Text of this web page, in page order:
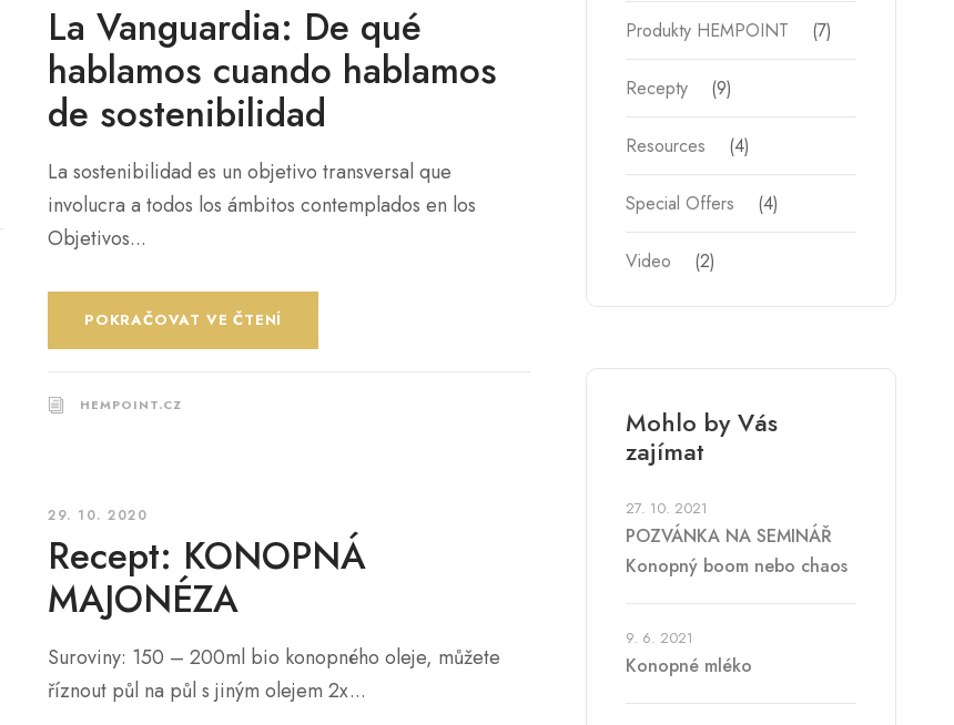
La Vanguardia: De qué
hablamos cuando hablamos
de sostenibilidad
La sostenibilidad es un objetivo transversal que
involucra a todos los ámbitos contemplados en los
Objetivos...
POKRAČOVAT VE ČTENÍ
HEMPOINT.CZ
29. 10. 2020
Recept: KONOPNÁ
MAJONÉZA
Suroviny: 150 – 200ml bio konopného oleje, můžete
říznout půl na půl s jiným olejem 2x...
Produkty HEMPOINT (7)
Recepty (9)
Resources (4)
Special Offers (4)
Video (2)
Mohlo by Vás
zajímat
27. 10. 2021
POZVÁNKA NA SEMINÁŘ
Konopný boom nebo chaos
9. 6. 2021
Konopné mléko